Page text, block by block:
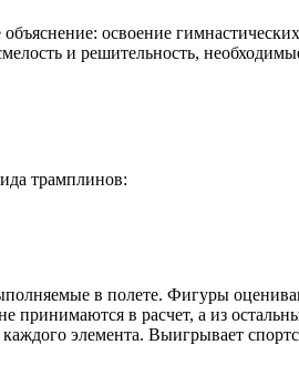
освоение
и решительность,
трамплинов:
в полете. Фигуры
в расчет, а из
элемента. Выигрывает